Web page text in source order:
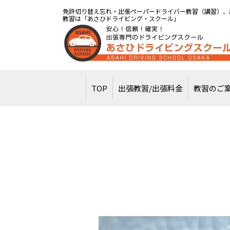
免許切り替え忘れ・出張ペーパードライバー教習（講習）
教習は「あさひドライビング・スクール」
TOP 出張教習/出張料金 教習のご